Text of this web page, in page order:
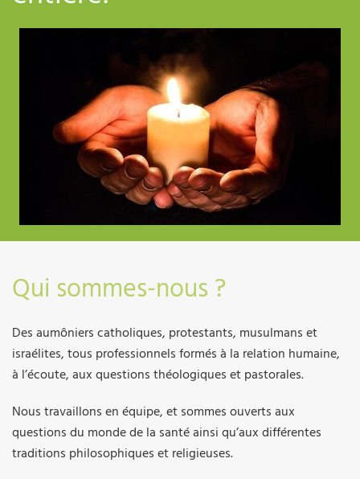
Qui sommes-nous ?
Des aumôniers catholiques, protestants, musulmans et
israélites, tous professionnels formés à la relation humaine,
à l’écoute, aux questions théologiques et pastorales.
Nous travaillons en équipe, et sommes ouverts aux
questions du monde de la santé ainsi qu’aux différentes
traditions philosophiques et religieuses.